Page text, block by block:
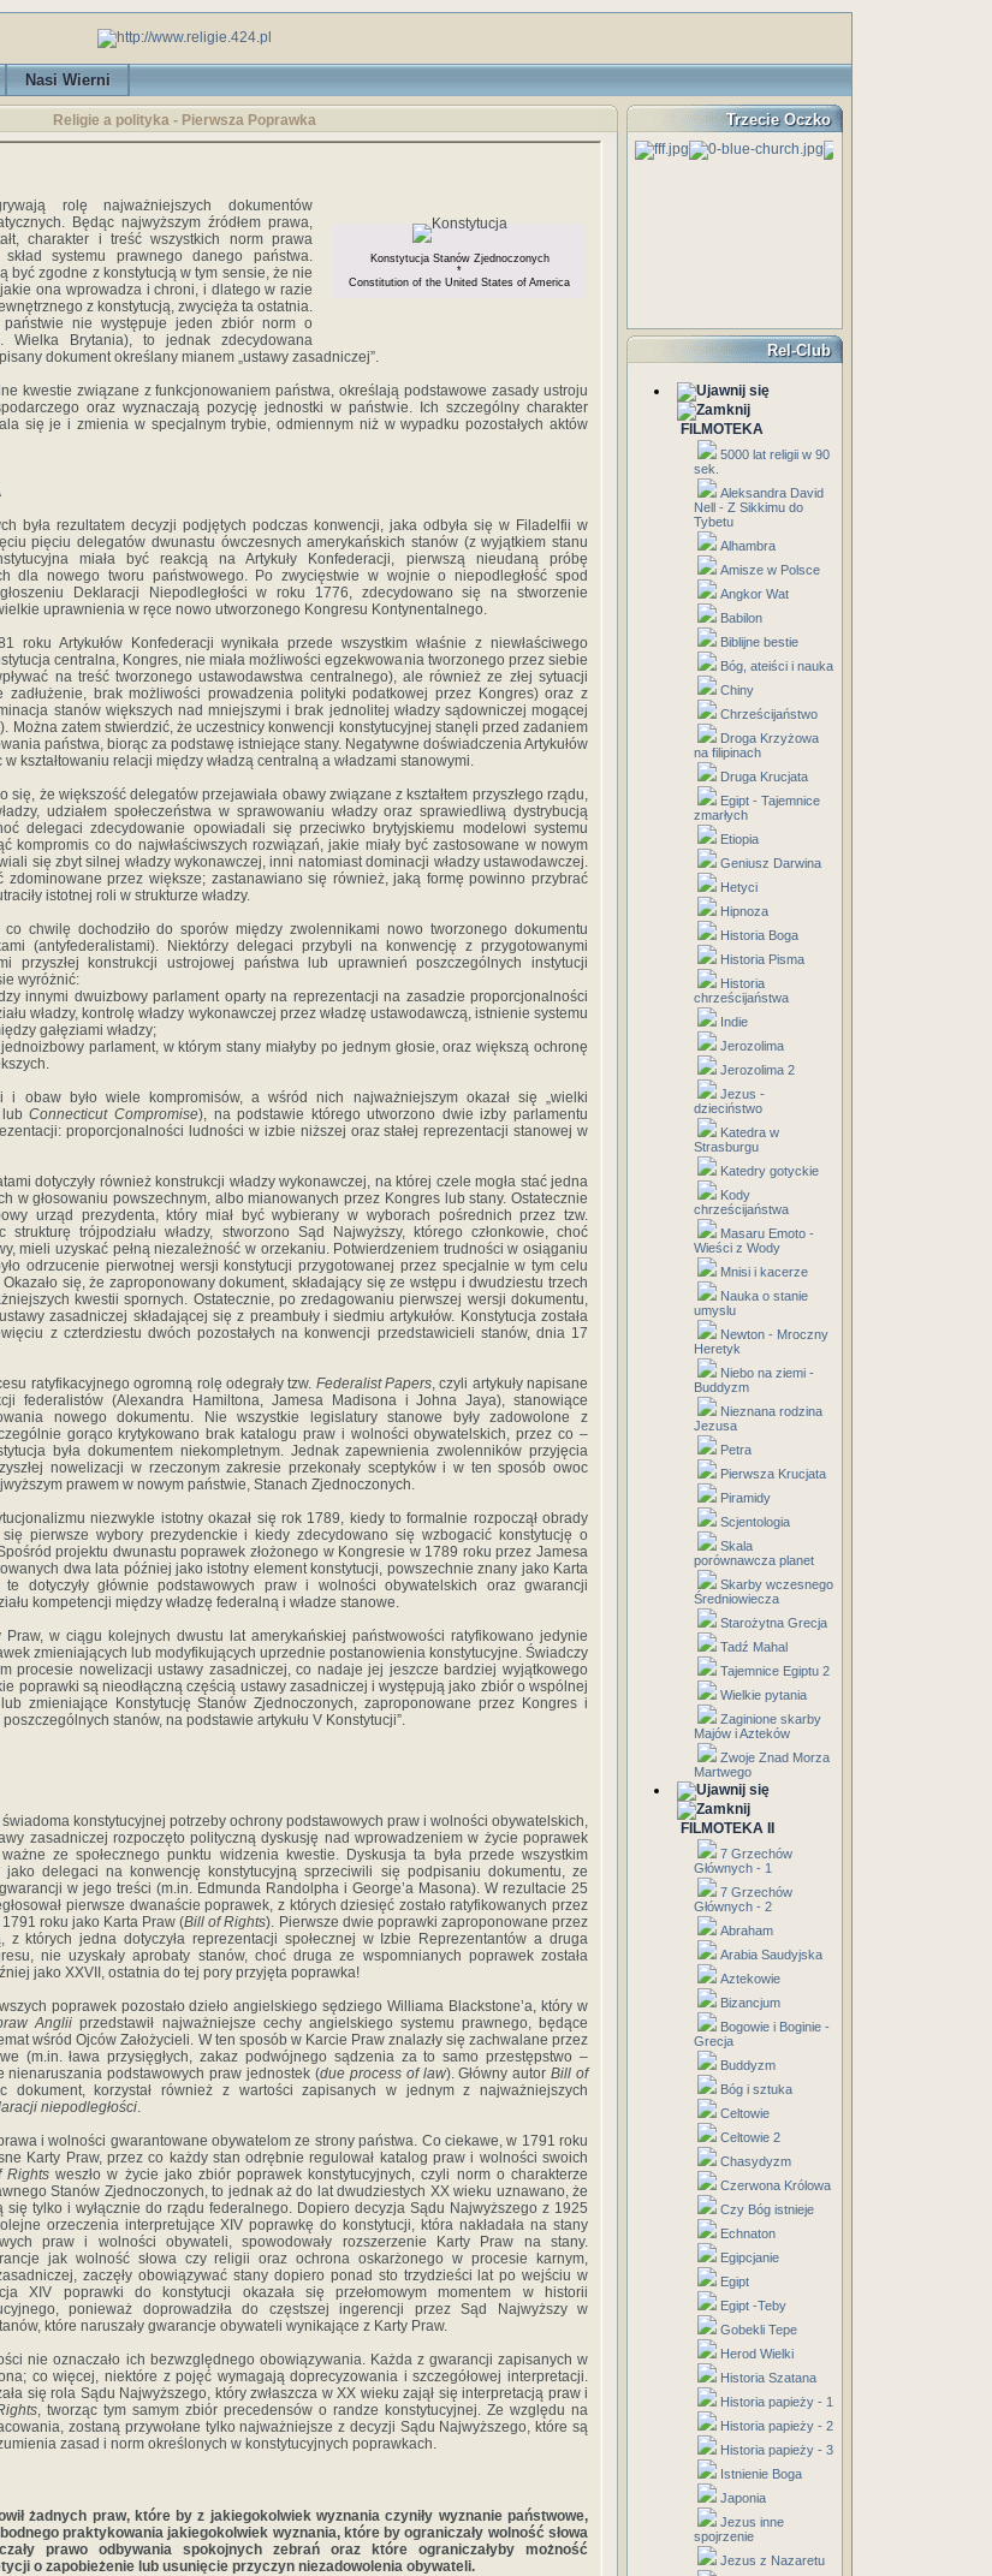
Nasi Wierni
Religie a polityka - Pierwsza Poprawka
Konstytucja Stanów Zjednoczonych
*
Constitution of the United States of America
rolę najważniejszych dokumentów
Będąc najwyższym źródłem prawa,
charakter i treść wszystkich norm prawa
systemu prawnego danego państwa.
być zgodne z konstytucją w tym sensie, że nie
ona wprowadza i chroni, i dlatego w razie
z konstytucją, zwycięża ta ostatnia.
nie występuje jeden zbiór norm o
Wielka Brytania), to jednak zdecydowana
dokument określany mianem „ustawy zasadniczej”.
kwestie związane z funkcjonowaniem państwa, określają podstawowe zasady ustroju
oraz wyznaczają pozycję jednostki w państwie. Ich szczególny charakter
się je i zmienia w specjalnym trybie, odmiennym niż w wypadku pozostałych aktów
była rezultatem decyzji podjętych podczas konwencji, jaka odbyła się w Filadelfii w
pięciu delegatów dwunastu ówczesnych amerykańskich stanów (z wyjątkiem stanu
miała być reakcją na Artykuły Konfederacji, pierwszą nieudaną próbę
dla nowego tworu państwowego. Po zwycięstwie w wojnie o niepodległość spod
Deklaracji Niepodległości w roku 1776, zdecydowano się na stworzenie
uprawnienia w ręce nowo utworzonego Kongresu Kontynentalnego.
roku Artykułów Konfederacji wynikała przede wszystkim właśnie z niewłaściwego
centralna, Kongres, nie miała możliwości egzekwowania tworzonego przez siebie
na treść tworzonego ustawodawstwa centralnego), ale również ze złej sytuacji
zadłużenie, brak możliwości prowadzenia polityki podatkowej przez Kongres) oraz z
stanów większych nad mniejszymi i brak jednolitej władzy sądowniczej mogącej
Można zatem stwierdzić, że uczestnicy konwencji konstytucyjnej stanęli przed zadaniem
państwa, biorąc za podstawę istniejące stany. Negatywne doświadczenia Artykułów
kształtowaniu relacji między władzą centralną a władzami stanowymi.
się, że większość delegatów przejawiała obawy związane z kształtem przyszłego rządu,
udziałem społeczeństwa w sprawowaniu władzy oraz sprawiedliwą dystrybucją
delegaci zdecydowanie opowiadali się przeciwko brytyjskiemu modelowi systemu
kompromis co do najwłaściwszych rozwiązań, jakie miały być zastosowane w nowym
się zbyt silnej władzy wykonawczej, inni natomiast dominacji władzy ustawodawczej.
zdominowane przez większe; zastanawiano się również, jaką formę powinno przybrać
istotnej roli w strukturze władzy.
chwilę dochodziło do sporów między zwolennikami nowo tworzonego dokumentu
(antyfederalistami). Niektórzy delegaci przybyli na konwencję z przygotowanymi
przyszłej konstrukcji ustrojowej państwa lub uprawnień poszczególnych instytucji
wyróżnić:
innymi dwuizbowy parlament oparty na reprezentacji na zasadzie proporcjonalności
władzy, kontrolę władzy wykonawczej przez władzę ustawodawczą, istnienie systemu
gałęziami władzy;
parlament, w którym stany miałyby po jednym głosie, oraz większą ochronę
i obaw było wiele kompromisów, a wśród nich najważniejszym okazał się „wielki
lubConnecticut Compromise), na podstawie którego utworzono dwie izby parlamentu
proporcjonalności ludności w izbie niższej oraz stałej reprezentacji stanowej w
dotyczyły również konstrukcji władzy wykonawczej, na której czele mogła stać jedna
w głosowaniu powszechnym, albo mianowanych przez Kongres lub stany. Ostatecznie
urząd prezydenta, który miał być wybierany w wyborach pośrednich przez tzw.
strukturę trójpodziału władzy, stworzono Sąd Najwyższy, którego członkowie, choć
mieli uzyskać pełną niezależność w orzekaniu. Potwierdzeniem trudności w osiąganiu
odrzucenie pierwotnej wersji konstytucji przygotowanej przez specjalnie w tym celu
się, że zaproponowany dokument, składający się ze wstępu i dwudziestu trzech
kwestii spornych. Ostatecznie, po zredagowaniu pierwszej wersji dokumentu,
zasadniczej składającej się z preambuły i siedmiu artykułów. Konstytucja została
z czterdziestu dwóch pozostałych na konwencji przedstawicieli stanów, dnia 17
ratyfikacyjnego ogromną rolę odegrały tzw. Federalist Papers, czyli artykuły napisane
federalistów (Alexandra Hamiltona, Jamesa Madisona i Johna Jaya), stanowiące
nowego dokumentu. Nie wszystkie legislatury stanowe były zadowolone z
gorąco krytykowano brak katalogu praw i wolności obywatelskich, przez co –
była dokumentem niekompletnym. Jednak zapewnienia zwolenników przyjęcia
nowelizacji w rzeczonym zakresie przekonały sceptyków i w ten sposób owoc
prawem w nowym państwie, Stanach Zjednoczonych.
niezwykle istotny okazał się rok 1789, kiedy to formalnie rozpoczął obrady
pierwsze wybory prezydenckie i kiedy zdecydowano się wzbogacić konstytucję o
projektu dwunastu poprawek złożonego w Kongresie w 1789 roku przez Jamesa
dwa lata później jako istotny element konstytucji, powszechnie znany jako Karta
dotyczyły głównie podstawowych praw i wolności obywatelskich oraz gwarancji
kompetencji między władzę federalną i władze stanowe.
Praw, w ciągu kolejnych dwustu lat amerykańskiej państwowości ratyfikowano jedynie
zmieniających lub modyfikujących uprzednie postanowienia konstytucyjne. Świadczy
procesie nowelizacji ustawy zasadniczej, co nadaje jej jeszcze bardziej wyjątkowego
poprawki są nieodłączną częścią ustawy zasadniczej i występują jako zbiór o wspólnej
lub zmieniające Konstytucję Stanów Zjednoczonych, zaproponowane przez Kongres i
stanów, na podstawie artykułu V Konstytucji”.
świadoma konstytucyjnej potrzeby ochrony podstawowych praw i wolności obywatelskich,
zasadniczej rozpoczęto polityczną dyskusję nad wprowadzeniem w życie poprawek
ze społecznego punktu widzenia kwestie. Dyskusja ta była przede wszystkim
jako delegaci na konwencję konstytucyjną sprzeciwili się podpisaniu dokumentu, ze
w jego treści (m.in. Edmunda Randolpha i George’a Masona). W rezultacie 25
pierwsze dwanaście poprawek, z których dziesięć zostało ratyfikowanych przez
roku jako Karta Praw (Bill of Rights). Pierwsze dwie poprawki zaproponowane przez
z których jedna dotyczyła reprezentacji społecznej w Izbie Reprezentantów a druga
nie uzyskały aprobaty stanów, choć druga ze wspomnianych poprawek została
jako XXVII, ostatnia do tej pory przyjęta poprawka!
poprawek pozostało dzieło angielskiego sędziego Williama Blackstone’a, który w
Angliiprzedstawił najważniejsze cechy angielskiego systemu prawnego, będące
wśród Ojców Założycieli. W ten sposób w Karcie Praw znalazły się zachwalane przez
(m.in. ława przysięgłych, zakaz podwójnego sądzenia za to samo przestępstwo –
nienaruszania podstawowych praw jednostek (due process of law). Główny autorBill of
dokument, korzystał również z wartości zapisanych w jednym z najważniejszych
niepodległości.
i wolności gwarantowane obywatelom ze strony państwa. Co ciekawe, w 1791 roku
Karty Praw, przez co każdy stan odrębnie regulował katalog praw i wolności swoich
Rightsweszło w życie jako zbiór poprawek konstytucyjnych, czyli norm o charakterze
Stanów Zjednoczonych, to jednak aż do lat dwudziestych XX wieku uznawano, że
tylko i wyłącznie do rządu federalnego. Dopiero decyzja Sądu Najwyższego z 1925
orzeczenia interpretujące XIV poprawkę do konstytucji, która nakładała na stany
praw i wolności obywateli, spowodowały rozszerzenie Karty Praw na stany.
jak wolność słowa czy religii oraz ochrona oskarżonego w procesie karnym,
zaczęły obowiązywać stany dopiero ponad sto trzydzieści lat po wejściu w
XIV poprawki do konstytucji okazała się przełomowym momentem w historii
ponieważ doprowadziła do częstszej ingerencji przez Sąd Najwyższy w
które naruszały gwarancje obywateli wynikające z Karty Praw.
nie oznaczało ich bezwzględnego obowiązywania. Każda z gwarancji zapisanych w
co więcej, niektóre z pojęć wymagają doprecyzowania i szczegółowej interpretacji.
się rola Sądu Najwyższego, który zwłaszcza w XX wieku zajął się interpretacją praw i
, tworząc tym samym zbiór precedensów o randze konstytucyjnej. Ze względu na
zostaną przywołane tylko najważniejsze z decyzji Sądu Najwyższego, które są
zasad i norm określonych w konstytucyjnych poprawkach.
żadnych praw, które by z jakiegokolwiek wyznania czyniły wyznanie państwowe,
praktykowania jakiegokolwiek wyznania, które by ograniczały wolność słowa
prawo odbywania spokojnych zebrań oraz które ograniczałyby możność
o zapobieżenie lub usunięcie przyczyn niezadowolenia obywateli.
Trzecie Oczko
Rel-Club
FILMOTEKA
5000 lat religii w 90
sek.
Aleksandra David
Nell - Z Sikkimu do
Tybetu
Alhambra
Amisze w Polsce
Angkor Wat
Babilon
Biblijne bestie
Bóg, ateiści i nauka
Chiny
Chrześcijaństwo
Droga Krzyżowa
na filipinach
Druga Krucjata
Egipt - Tajemnice
zmarłych
Etiopia
Geniusz Darwina
Hetyci
Hipnoza
Historia Boga
Historia Pisma
Historia
chrześcijaństwa
Indie
Jerozolima
Jerozolima 2
Jezus -
dzieciństwo
Katedra w
Strasburgu
Katedry gotyckie
Kody
chrześcijaństwa
Masaru Emoto -
Wieści z Wody
Mnisi i kacerze
Nauka o stanie
umyslu
Newton - Mroczny
Heretyk
Niebo na ziemi -
Buddyzm
Nieznana rodzina
Jezusa
Petra
Pierwsza Krucjata
Piramidy
Scjentologia
Skala
porównawcza planet
Skarby wczesnego
Średniowiecza
Starożytna Grecja
Tadź Mahal
Tajemnice Egiptu 2
Wielkie pytania
Zaginione skarby
Majów i Azteków
Zwoje Znad Morza
Martwego
FILMOTEKA II
7 Grzechów
Głównych - 1
7 Grzechów
Głównych - 2
Abraham
Arabia Saudyjska
Aztekowie
Bizancjum
Bogowie i Boginie -
Grecja
Buddyzm
Bóg i sztuka
Celtowie
Celtowie 2
Chasydyzm
Czerwona Królowa
Czy Bóg istnieje
Echnaton
Egipcjanie
Egipt
Egipt -Teby
Gobekli Tepe
Herod Wielki
Historia Szatana
Historia papieży - 1
Historia papieży - 2
Historia papieży - 3
Istnienie Boga
Japonia
Jezus inne
spojrzenie
Jezus z Nazaretu